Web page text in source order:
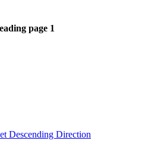
page 1
Descending Direction